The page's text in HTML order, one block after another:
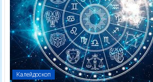
Калейдоскоп